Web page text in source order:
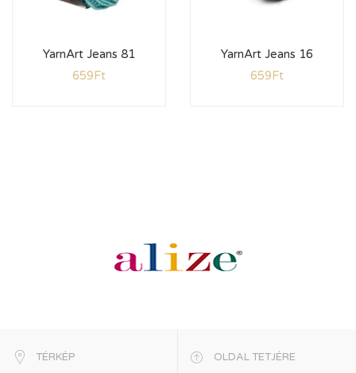
YarnArt Jeans 81
659Ft
YarnArt Jeans 16
659Ft
TÉRKÉP OLDAL TETJÉRE